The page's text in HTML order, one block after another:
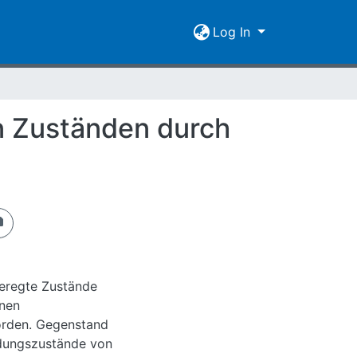
Log In
Zuständen durch
Zustände
Gegenstand
von